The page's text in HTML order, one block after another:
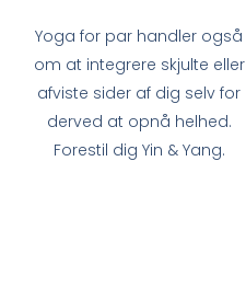
Yoga for par handler også
om at integrere skjulte eller
afviste sider af dig selv for
derved at opnå helhed.
Forestil dig Yin & Yang.